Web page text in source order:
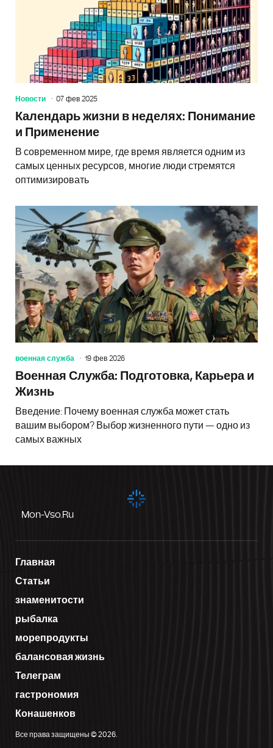
Новости 07 фев 2025
Календарь жизни в неделях: Понимание
и Применение
В современном мире, где время является одним из
самых ценных ресурсов, многие люди стремятся
оптимизировать
военная служба 19 фев 2026
Военная Служба: Подготовка, Карьера и
Жизнь
Введение: Почему военная служба может стать
вашим выбором? Выбор жизненного пути — одно из
самых важных
Mon-Vso.ru
Главная
Статьи
знаменитости
рыбалка
морепродукты
балансовая жизнь
Телеграм
гастрономия
Конашенков
Все права защищены © 2026.